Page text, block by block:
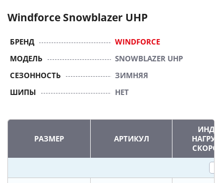
Windforce Snowblazer UHP
БРЕНД
WINDFORCE
МОДЕЛЬ
SNOWBLAZER UHP
СЕЗОННОСТЬ
ЗИМНЯЯ
ШИПЫ
НЕТ
РАЗМЕР АРТИКУЛ